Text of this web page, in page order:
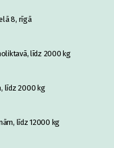
8, rīgā
līdz 2000 kg
līdz 2000 kg
līdz 12000 kg